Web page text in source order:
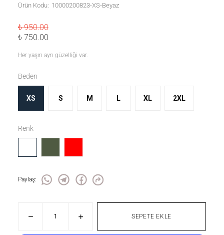
Ürün Kodu: 10000200823-XS-Beyaz
₺ 950.00
₺ 750.00
Her yaşın ayrı güzelliği var.
Beden
XS S M L XL 2XL
Renk
Paylaş:
SEPETE EKLE